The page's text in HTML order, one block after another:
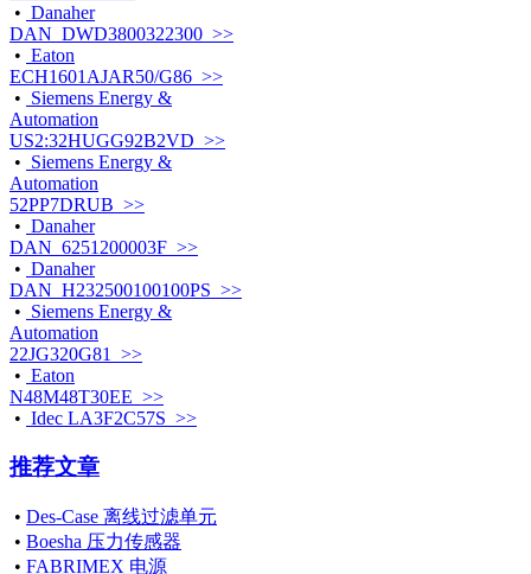
• Danaher
DAN_DWD3800322300 >>
• Eaton
ECH1601AJAR50/G86 >>
• Siemens Energy &
Automation
US2:32HUGG92B2VD >>
• Siemens Energy &
Automation
52PP7DRUB >>
• Danaher
DAN_6251200003F >>
• Danaher
DAN_H232500100100PS >>
• Siemens Energy &
Automation
22JG320G81 >>
• Eaton
N48M48T30EE >>
• Idec LA3F2C57S >>
推荐文章
• Des-Case 离线过滤单元
• Boesha 压力传感器
• FABRIMEX 电源